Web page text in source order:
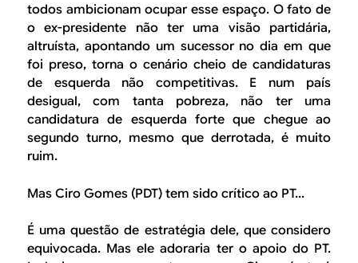
todos ambicionam ocupar esse espaço. O fato de
o ex-presidente não ter uma visão partidária,
altruísta, apontando um sucessor no dia em que
foi preso, torna o cenário cheio de candidaturas
de esquerda não competitivas. E num país
desigual, com tanta pobreza, não ter uma
candidatura de esquerda forte que chegue ao
segundo turno, mesmo que derrotada, é muito
ruim.
Mas Ciro Gomes (PDT) tem sido crítico ao PT...
É uma questão de estratégia dele, que considero
equivocada. Mas ele adoraria ter o apoio do PT.